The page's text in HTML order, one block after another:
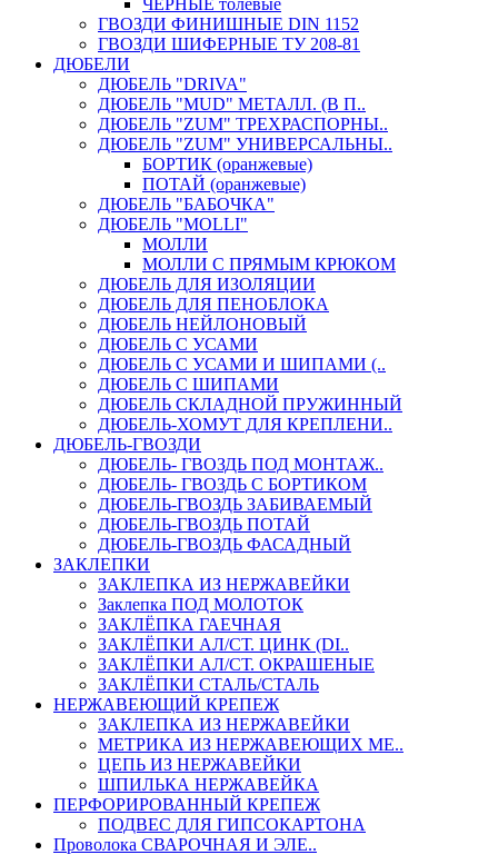
ЧЕРНЫЕ толевые
ГВОЗДИ ФИНИШНЫЕ DIN 1152
ГВОЗДИ ШИФЕРНЫЕ ТУ 208-81
ДЮБЕЛИ
ДЮБЕЛЬ "DRIVA"
ДЮБЕЛЬ "MUD" МЕТАЛЛ. (В П..
ДЮБЕЛЬ "ZUM" ТРЕХРАСПОРНЫ..
ДЮБЕЛЬ "ZUM" УНИВЕРСАЛЬНЫ..
БОРТИК (оранжевые)
ПОТАЙ (оранжевые)
ДЮБЕЛЬ "БАБОЧКА"
ДЮБЕЛЬ "МOLLI"
МОЛЛИ
МОЛЛИ С ПРЯМЫМ КРЮКОМ
ДЮБЕЛЬ ДЛЯ ИЗОЛЯЦИИ
ДЮБЕЛЬ ДЛЯ ПЕНОБЛОКА
ДЮБЕЛЬ НЕЙЛОНОВЫЙ
ДЮБЕЛЬ С УСАМИ
ДЮБЕЛЬ С УСАМИ И ШИПАМИ (..
ДЮБЕЛЬ С ШИПАМИ
ДЮБЕЛЬ СКЛАДНОЙ ПРУЖИННЫЙ
ДЮБЕЛЬ-ХОМУТ ДЛЯ КРЕПЛЕНИ..
ДЮБЕЛЬ-ГВОЗДИ
ДЮБЕЛЬ- ГВОЗДЬ ПОД МОНТАЖ..
ДЮБЕЛЬ- ГВОЗДЬ С БОРТИКОМ
ДЮБЕЛЬ-ГВОЗДЬ ЗАБИВАЕМЫЙ
ДЮБЕЛЬ-ГВОЗДЬ ПОТАЙ
ДЮБЕЛЬ-ГВОЗДЬ ФАСАДНЫЙ
ЗАКЛЕПКИ
ЗАКЛЕПКА ИЗ НЕРЖАВЕЙКИ
Заклепка ПОД МОЛОТОК
ЗАКЛЁПКА ГАЕЧНАЯ
ЗАКЛЁПКИ АЛ/СТ. ЦИНК (DI..
ЗАКЛЁПКИ АЛ/СТ. ОКРАШЕНЫЕ
ЗАКЛЁПКИ СТАЛЬ/СТАЛЬ
НЕРЖАВЕЮЩИЙ КРЕПЕЖ
ЗАКЛЕПКА ИЗ НЕРЖАВЕЙКИ
МЕТРИКА ИЗ НЕРЖАВЕЮЩИХ МЕ..
ЦЕПЬ ИЗ НЕРЖАВЕЙКИ
ШПИЛЬКА НЕРЖАВЕЙКА
ПЕРФОРИРОВАННЫЙ КРЕПЕЖ
ПОДВЕС ДЛЯ ГИПСОКАРТОНА
Проволока СВАРОЧНАЯ И ЭЛЕ..